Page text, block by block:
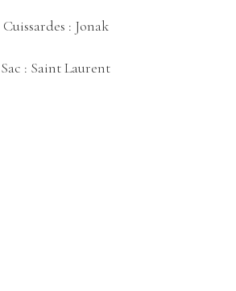
Cuissardes : Jonak
Sac : Saint Laurent